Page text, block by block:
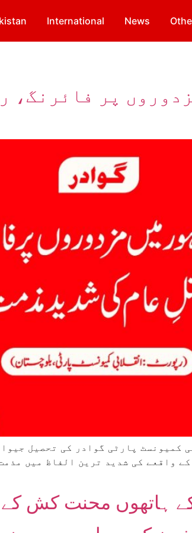
International News
پر فائرنگ،
واقعے کی شدید ترین الفاظ میں
کے ہاتھوں محنت کش